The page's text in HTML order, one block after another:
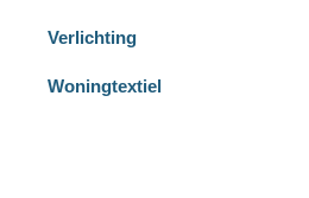
Verlichting
Woningtextiel